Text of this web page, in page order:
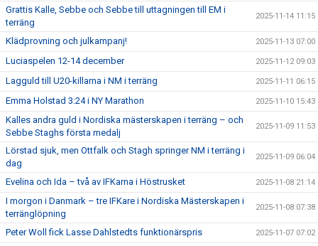
Grattis Kalle, Sebbe och Sebbe till uttagningen till EM i
terräng
2025-11-14 11:15
Klädprovning och julkampanj! 2025-11-13 07:00
Luciaspelen 12-14 december 2025-11-12 09:03
Lagguld till U20-killarna i NM i terräng 2025-11-11 06:15
Emma Holstad 3:24 i NY Marathon 2025-11-10 15:43
Kalles andra guld i Nordiska mästerskapen i terräng – och
Sebbe Staghs första medalj
2025-11-09 11:53
Lörstad sjuk, men Ottfalk och Stagh springer NM i terräng i
dag
2025-11-09 06:04
Evelina och Ida – två av IFKarna i Höstrusket 2025-11-08 21:14
I morgon i Danmark – tre IFKare i Nordiska Mästerskapen i
terränglöpning
2025-11-08 07:38
Peter Woll fick Lasse Dahlstedts funktionärspris 2025-11-07 07:02